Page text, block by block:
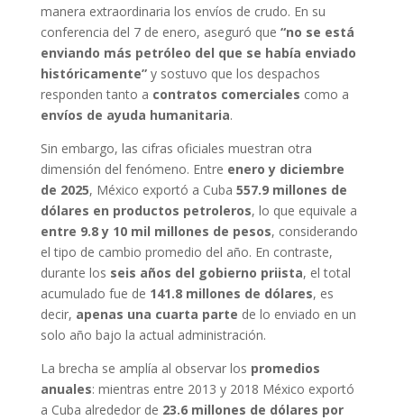
manera extraordinaria los envíos de crudo. En su
conferencia del 7 de enero, aseguró que “no se está
enviando más petróleo del que se había enviado
históricamente”y sostuvo que los despachos
responden tanto a contratos comerciales como a
envíos de ayuda humanitaria.
Sin embargo, las cifras oficiales muestran otra
dimensión del fenómeno. Entre enero y diciembre
de 2025, México exportó a Cuba 557.9 millones de
dólares en productos petroleros, lo que equivale a
entre 9.8 y 10 mil millones de pesos, considerando
el tipo de cambio promedio del año. En contraste,
durante los seis años del gobierno priista, el total
acumulado fue de 141.8 millones de dólares, es
decir, apenas una cuarta parte de lo enviado en un
solo año bajo la actual administración.
La brecha se amplía al observar los promedios
anuales: mientras entre 2013 y 2018 México exportó
a Cuba alrededor de 23.6 millones de dólares por